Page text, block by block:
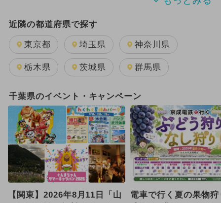
遊園地 ショッピング
動物園 牧場 いちご狩り
空港・飛行機 電車・鉄道
温泉・スパ 果物狩り 博物館
近隣の都道府県で探す
東京都 埼玉県 神奈川県
栃木県 茨城県 群馬県
千葉県のイベント・キャンペーン
【関東】2026年8月11日「山
電車で行く夏の果物狩